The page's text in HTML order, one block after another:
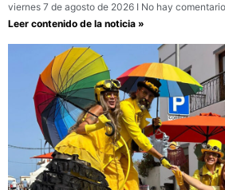
viernes 7 de agosto de 2026
No hay
Leer contenido de la noticia »